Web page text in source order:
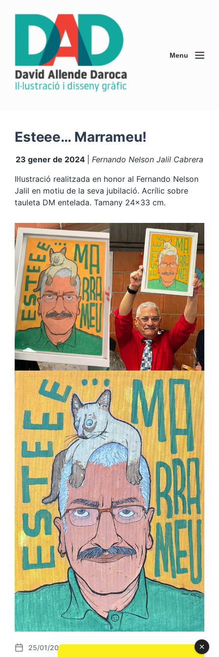
Menu
Esteee… Marrameu!
23 gener de 2024
Fernando Nelson Jalil Cabrera
Il·lustració realitzada en honor al Fernando Nelson
Jalil en motiu de la seva jubilació. Acrílic sobre
tauleta DM entelada. Tamany 24×33 cm.
P
25/01/2024